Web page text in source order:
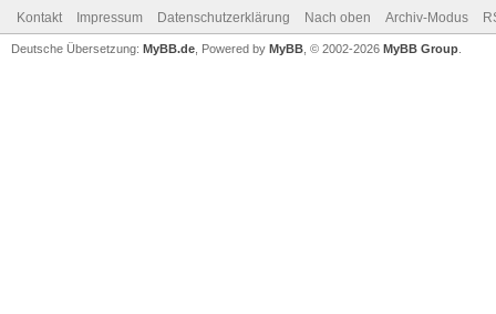
Kontakt Impressum Datenschutzerklärung Nach oben Archiv-Modus
Deutsche Übersetzung: MyBB.de , Powered by MyBB , © 2002-2026 MyBB Group